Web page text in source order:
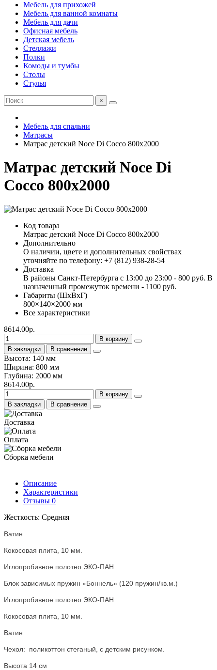
Мебель для прихожей
Мебель для ванной комнаты
Мебель для дачи
Офисная мебель
Детская мебель
Стеллажи
Полки
Комоды и тумбы
Столы
Стулья
×
Мебель для спальни
Матрасы
Матрас детский Noce Di Cocco 800х2000
Матрас детский Noce Di
Cocco 800х2000
Код товара
Матрас детский Noce Di Cocco 800х2000
Дополнительно
О наличии, цвете и дополнительных свойствах
уточняйте по телефону: +7 (812) 938-28-54
Доставка
В районы Санкт-Петербурга с 13:00 до 23:00 - 800 руб. В
назначенный промежуток времени - 1100 руб.
Габариты (ШхВхГ)
800×140×2000 мм
Все характеристики
8614.00р.
В корзину
В закладки
В сравнение
Высота: 140 мм
Ширина: 800 мм
Глубина: 2000 мм
8614.00р.
В корзину
В закладки
В сравнение
Доставка
Оплата
Сборка мебели
Описание
Характеристики
Отзывы 0
Жесткость: Средняя
Ватин
Кокосовая плита, 10 мм.
Иглопробивное полотно ЭКО-ПАН
Блок зависимых пружин «Боннель» (120 пружин/кв.м.)
Иглопробивное полотно ЭКО-ПАН
Кокосовая плита, 10 мм.
Ватин
Чехол: поликоттон стеганый, с детским рисунком.
Высота 14 см